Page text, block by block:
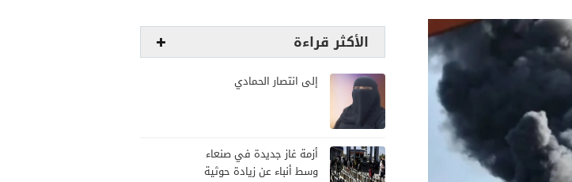
الأكثر قراءة
إلى انتصار الحمادي
أزمة غاز جديدة في صنعاء
وسط أنباء عن زيادة حوثية